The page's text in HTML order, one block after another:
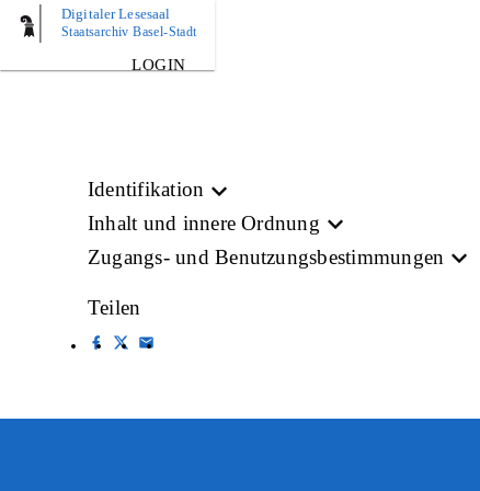
Digitaler Lesesaal
Staatsarchiv Basel-Stadt
LOGIN
BILD
Identifikation
Inhalt und innere Ordnung
Zugangs- und Benutzungsbestimmungen
Teilen